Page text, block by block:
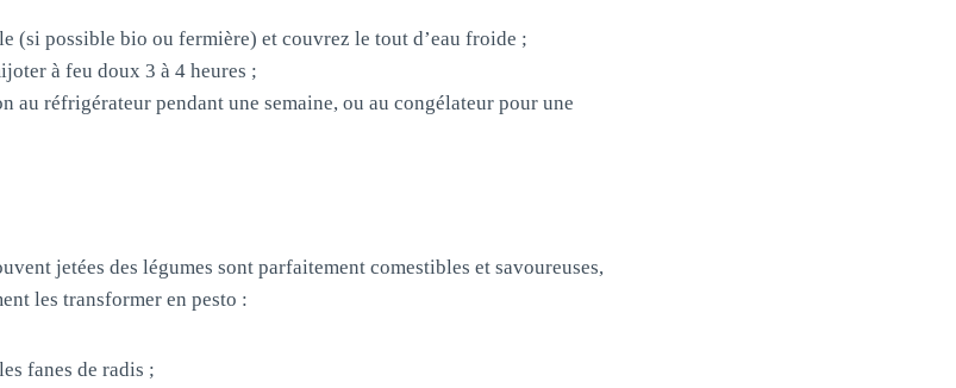
(si possible bio ou fermière) et couvrez le tout d’eau froide ;
à feu doux 3 à 4 heures ;
au réfrigérateur pendant une semaine, ou au congélateur pour une
jetées des légumes sont parfaitement comestibles et savoureuses,
les transformer en pesto :
fanes de radis ;